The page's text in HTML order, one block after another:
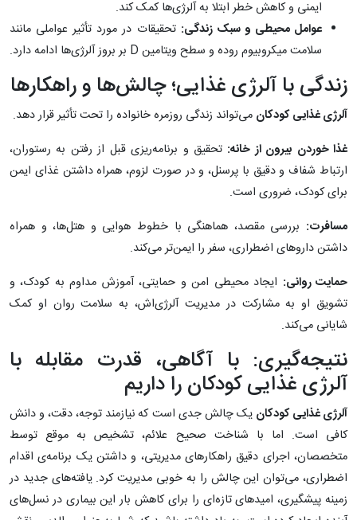
ایمنی و کاهش خطر ابتلا به آلرژی‌ها کمک کند.
عوامل محیطی و سبک زندگی: تحقیقات در مورد تأثیر عواملی مانند
سلامت میکروبیوم روده و سطح ویتامین D بر بروز آلرژی‌ها ادامه دارد.
زندگی با آلرژی غذایی؛ چالش‌ها و راهکارها
آلرژی غذایی کودکان می‌تواند زندگی روزمره خانواده را تحت تأثیر قرار دهد.
غذا خوردن بیرون از خانه: تحقیق و برنامه‌ریزی قبل از رفتن به رستوران،
ارتباط شفاف و دقیق با پرسنل، و در صورت لزوم، همراه داشتن غذای ایمن
برای کودک، ضروری است.
مسافرت: بررسی مقصد، هماهنگی با خطوط هوایی و هتل‌ها، و همراه
داشتن داروهای اضطراری، سفر را ایمن‌تر می‌کند.
حمایت روانی: ایجاد محیطی امن و حمایتی، آموزش مداوم به کودک، و
تشویق او به مشارکت در مدیریت آلرژی‌اش، به سلامت روان او کمک
شایانی می‌کند.
نتیجه‌گیری: با آگاهی، قدرت مقابله با
آلرژی غذایی کودکان را داریم
آلرژی غذایی کودکان یک چالش جدی است که نیازمند توجه، دقت، و دانش
کافی است. اما با شناخت صحیح علائم، تشخیص به موقع توسط
متخصصان، اجرای دقیق راهکارهای مدیریتی، و داشتن یک برنامه‌ی اقدام
اضطراری، می‌توان این چالش را به خوبی مدیریت کرد. یافته‌های جدید در
زمینه پیشگیری، امیدهای تازه‌ای را برای کاهش بار این بیماری در نسل‌های